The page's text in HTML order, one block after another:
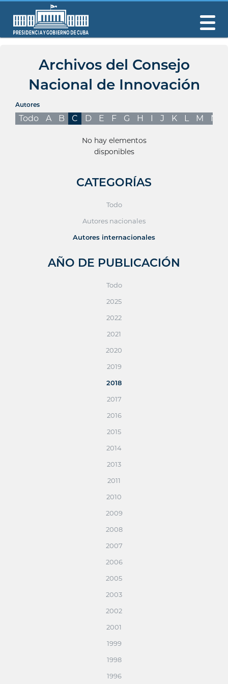
Archivos del Consejo
Nacional de Innovación
Autores
Todo A B C D E F G H I J K L M N
No hay elementos
disponibles
CATEGORÍAS
Todo
Autores nacionales
Autores internacionales
AÑO DE PUBLICACIÓN
Todo
2025
2022
2021
2020
2019
2018
2017
2016
2015
2014
2013
2011
2010
2009
2008
2007
2006
2005
2003
2002
2001
1999
1998
1996